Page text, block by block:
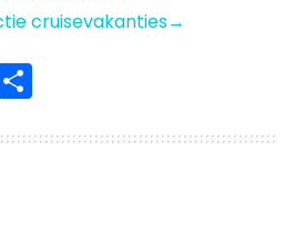
cruisevakanties→